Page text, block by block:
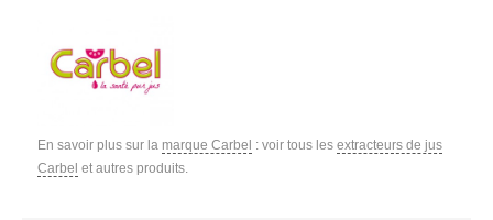
En savoir plus sur la marque Carbel : voir tous les extracteurs de jus
Carbel et autres produits.